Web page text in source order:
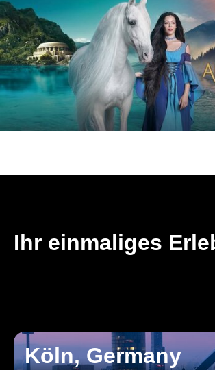
Ihr einmaliges
Köln, Germany